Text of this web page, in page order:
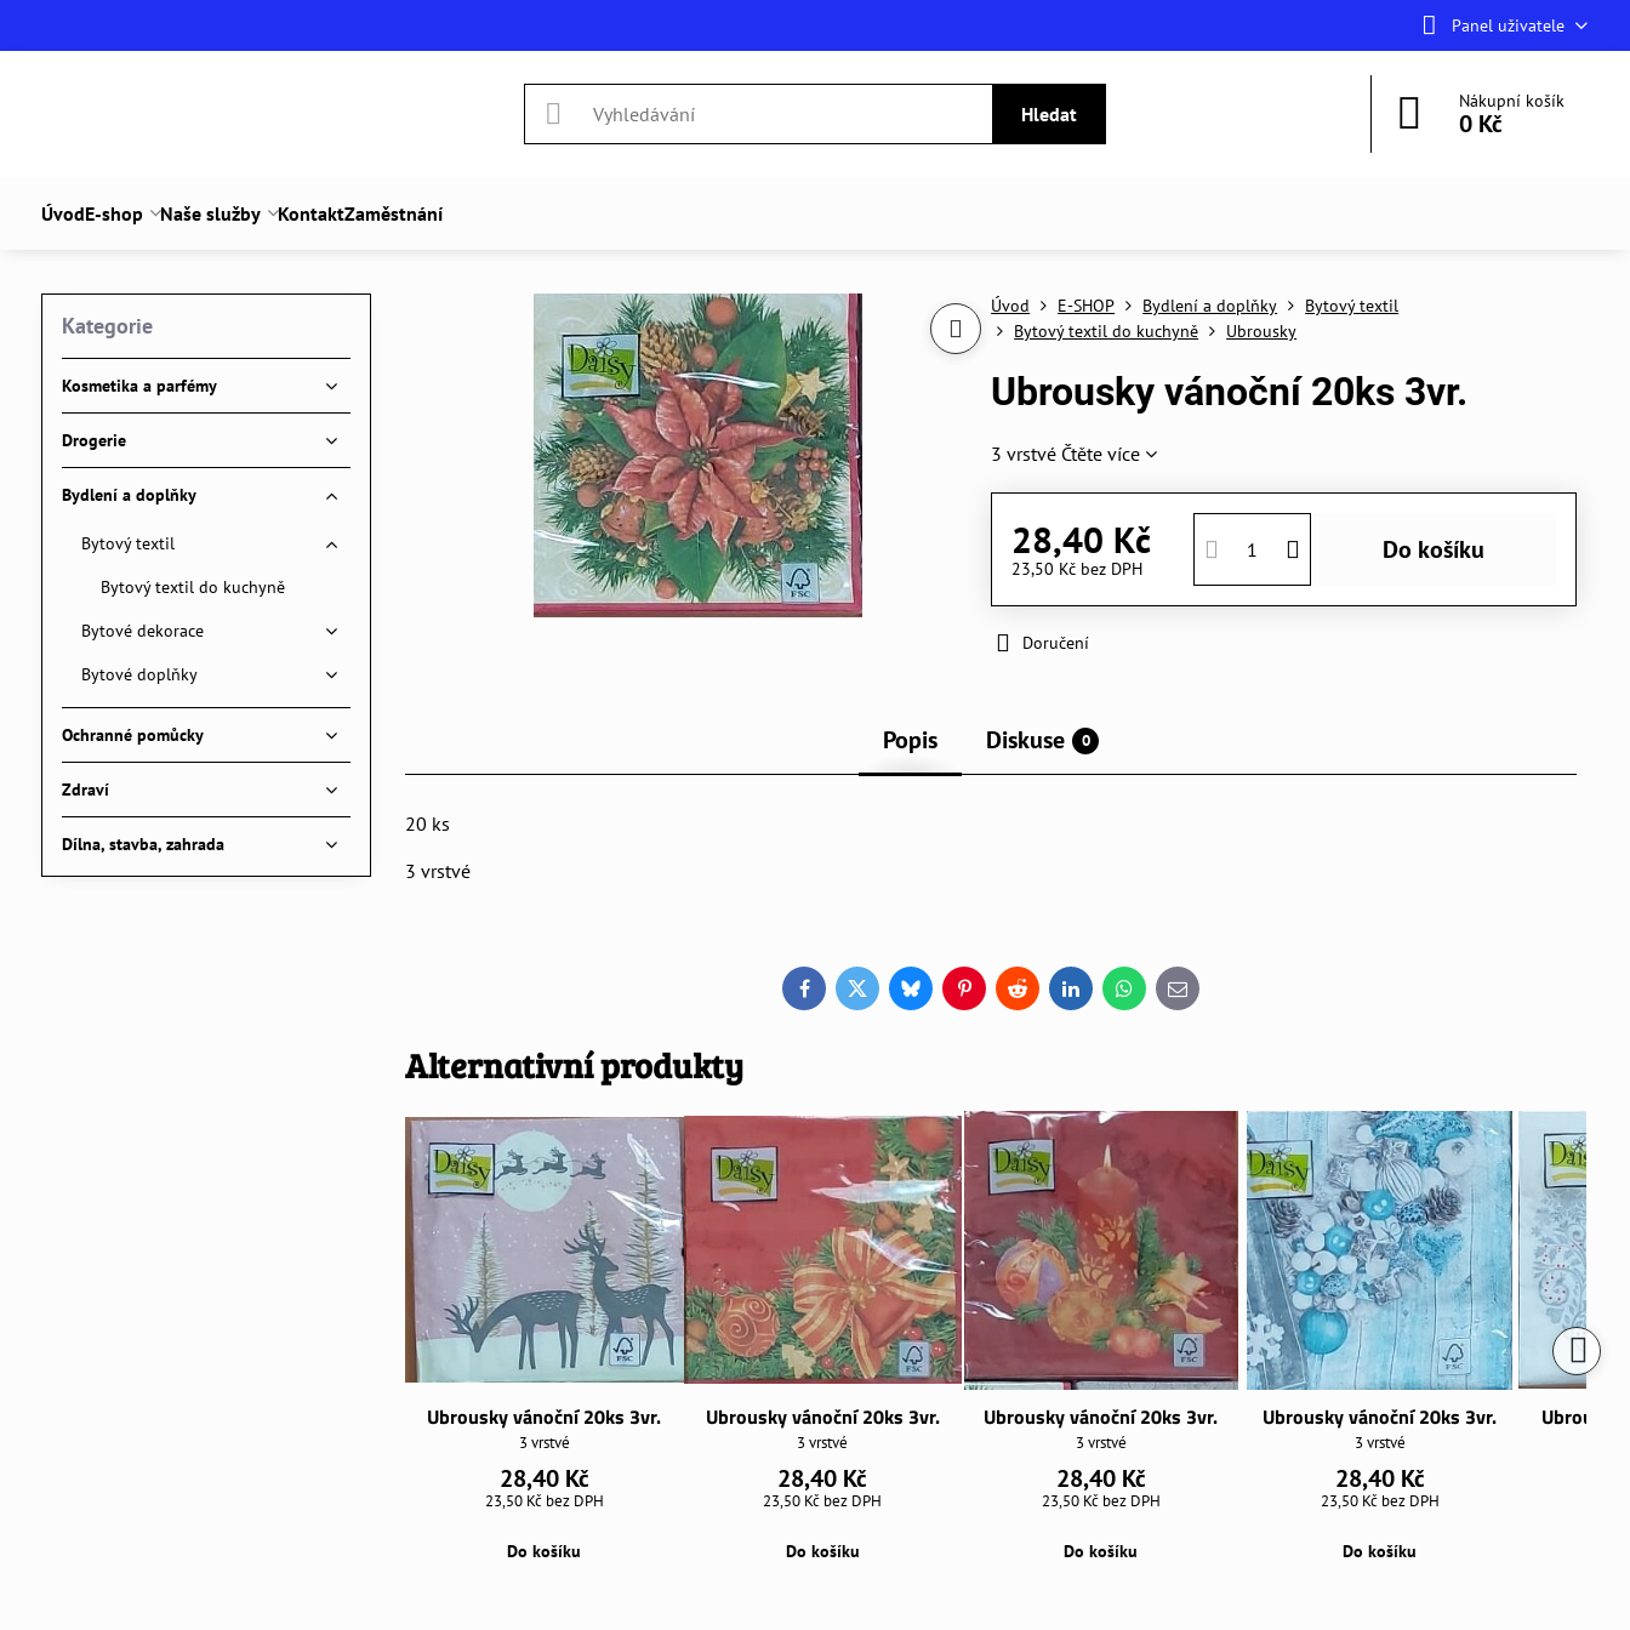
Panel uživatele
Hledat
Nákupní košík
0 Kč
ÚvodE-shop Naše služby KontaktZaměstnání
Úvod E-SHOP Bydlení a doplňky
Bytový textil
Bytový textil do kuchyně
Ubrousky
Ubrousky vánoční 20ks 3vr.
3 vrstvé Čtěte více
28,40 Kč
23,50 Kč bez DPH
Do košíku
Doručení
Popis Diskuse 0
20 ks
3 vrstvé
FacebookTwitterBlueskyPinterestRedditLinkedInWhatsApp
E-
mail
Alternativní produkty
Ubrousky vánoční 20ks 3vr.
3 vrstvé
28,40 Kč
23,50 Kč bez DPH
Do košíku
Ubrousky vánoční 20ks 3vr.
3 vrstvé
28,40 Kč
23,50 Kč bez DPH
Do košíku
Ubrousky vánoční 20ks 3vr.
3 vrstvé
28,40 Kč
23,50 Kč bez DPH
Do košíku
Ubrousky vánoční 20ks 3vr.
3 vrstvé
28,40 Kč
23,50 Kč bez DPH
Do košíku
Ubrousky
Kategorie
Kosmetika a parfémy
Drogerie
Bydlení a doplňky
Bytový textil
Bytový textil do kuchyně
Bytové dekorace
Bytové doplňky
Ochranné pomůcky
Zdraví
Dílna, stavba, zahrada